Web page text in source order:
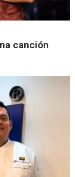
canción